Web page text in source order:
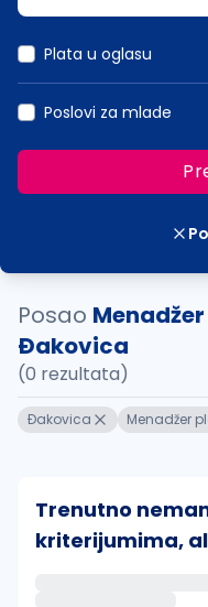
Plata u oglasu
Poslovi za mlade
Posao
Ðakovica
(0 rezultata)
Ðakovica Menadžer
Trenutno
kriterijumima,